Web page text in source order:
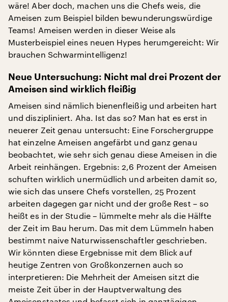
wäre! Aber doch, machen uns die Chefs weis, die
Ameisen zum Beispiel bilden bewunderungswürdige
Teams! Ameisen werden in dieser Weise als
Musterbeispiel eines neuen Hypes herumgereicht: Wir
brauchen Schwarmintelligenz!
Neue Untersuchung: Nicht mal drei Prozent der
Ameisen sind wirklich fleißig
Ameisen sind nämlich bienenfleißig und arbeiten hart
und diszipliniert. Aha. Ist das so? Man hat es erst in
neuerer Zeit genau untersucht: Eine Forschergruppe
hat einzelne Ameisen angefärbt und ganz genau
beobachtet, wie sehr sich genau diese Ameisen in die
Arbeit reinhängen. Ergebnis: 2,6 Prozent der Ameisen
schuften wirklich unermüdlich und arbeiten damit so,
wie sich das unsere Chefs vorstellen, 25 Prozent
arbeiten dagegen gar nicht und der große Rest – so
heißt es in der Studie – lümmelte mehr als die Hälfte
der Zeit im Bau herum. Das mit dem Lümmeln haben
bestimmt naive Naturwissenschaftler geschrieben.
Wir könnten diese Ergebnisse mit dem Blick auf
heutige Zentren von Großkonzernen auch so
interpretieren: Die Mehrheit der Ameisen sitzt die
meiste Zeit über in der Hauptverwaltung des